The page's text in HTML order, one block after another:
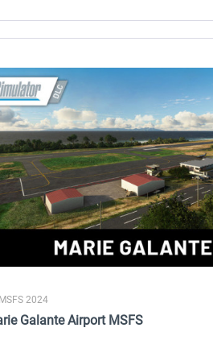
21,42 € *
2024
Galante Airport MSFS